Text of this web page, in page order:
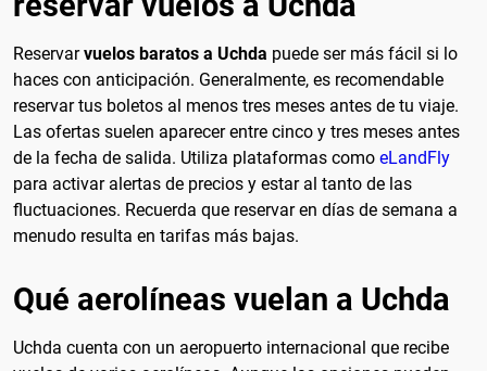
Reservarvuelos baratos a Uchda puede ser más fácil si lo
haces con anticipación. Generalmente, es recomendable
reservar tus boletos al menos tres meses antes de tu viaje.
Las ofertas suelen aparecer entre cinco y tres meses antes
de la fecha de salida. Utiliza plataformas como eLandFly
para activar alertas de precios y estar al tanto de las
fluctuaciones. Recuerda que reservar en días de semana a
menudo resulta en tarifas más bajas.
Qué aerolíneas vuelan a Uchda
Uchda cuenta con un aeropuerto internacional que recibe